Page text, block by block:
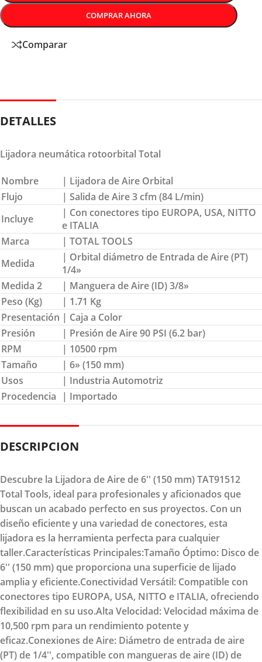
COMPRAR AHORA
Comparar
DETALLES
Lijadora neumática rotoorbital Total
Nombre
| Lijadora de Aire Orbital
Flujo
| Salida de Aire 3 cfm (84 L/min)
Incluye
| Con conectores tipo EUROPA, USA, NITTO
e ITALIA
Marca
| TOTAL TOOLS
Medida
| Orbital diámetro de Entrada de Aire (PT)
1/4»
Medida 2
| Manguera de Aire (ID) 3/8»
Peso (Kg)
| 1.71 Kg
Presentación | Caja a Color
Presión
| Presión de Aire 90 PSI (6.2 bar)
RPM
| 10500 rpm
Tamaño
| 6» (150 mm)
Usos
| Industria Automotriz
Procedencia
| Importado
DESCRIPCION
Descubre la Lijadora de Aire de 6'' (150 mm) TAT91512
Total Tools, ideal para profesionales y aficionados que
buscan un acabado perfecto en sus proyectos. Con un
diseño eficiente y una variedad de conectores, esta
lijadora es la herramienta perfecta para cualquier
taller.Características Principales:Tamaño Óptimo: Disco de
6'' (150 mm) que proporciona una superficie de lijado
amplia y eficiente.Conectividad Versátil: Compatible con
conectores tipo EUROPA, USA, NITTO e ITALIA, ofreciendo
flexibilidad en su uso.Alta Velocidad: Velocidad máxima de
10,500 rpm para un rendimiento potente y
eficaz.Conexiones de Aire: Diámetro de entrada de aire
(PT) de 1/4'', compatible con mangueras de aire (ID) de